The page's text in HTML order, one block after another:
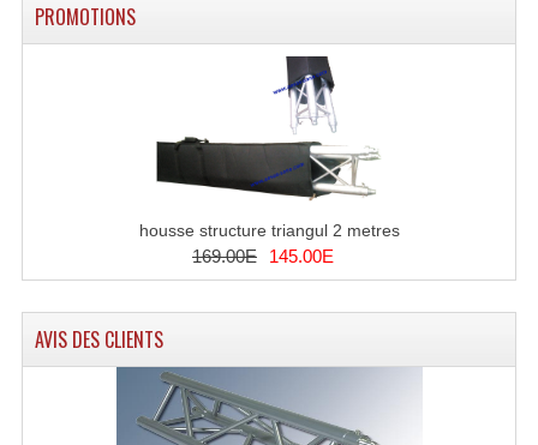
Projecteurs Découpes
Projecteurs Par : 16 À 64 Et Autres
Projecteurs Poursuite
Rampe De Spots
Câbles, Connectiques.
PROMOTIONS
housse structure triangul 2 metres
169.00E 145.00E
AVIS DES CLIENTS